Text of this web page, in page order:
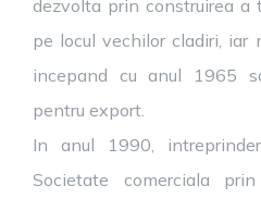
dezvolta prin construirea a
pe locul vechilor cladiri, iar
incepand cu anul 1965
pentru export.
In anul 1990,
Societate comerciala